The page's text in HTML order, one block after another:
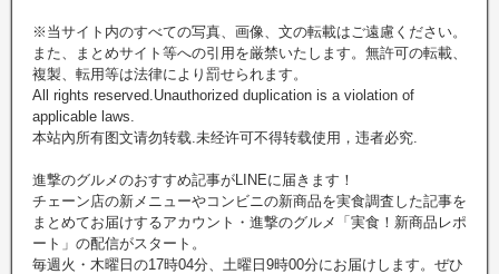
※当サイト内のすべての写真、画像、文の転載はご遠慮ください。
また、まとめサイト等への引用を厳禁いたします。無許可の転載、
複製、転用等は法律により罰せられます。
All rights reserved.Unauthorized duplication is a violation of
applicable laws.
本站內所有图文请勿转载.未经许可不得转载使用，违者必究.
進撃のグルメのおすすめ記事がLINEに届きます！
チェーン店の新メニューやコンビニの新商品を実食調査した記事を
まとめてお届けするアカウント・進撃のグルメ「実食！新商品レポ
ート」の配信がスタート。
毎週火・木曜日の17時04分、土曜日9時00分にお届けします。ぜひ